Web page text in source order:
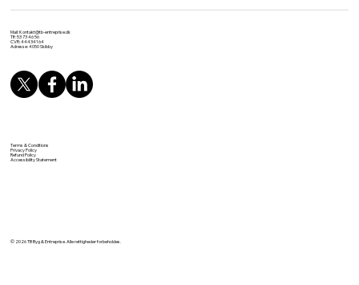
Mail:Kontakt@tb-entreprise.dk
Tlf: 53 73 46 56
CVR: 44434164
Adresse: 4050 Skibby
Terms & Conditions
Privacy Policy
Refund Policy
Accessibility Statement
© 2026 TB Byg & Entreprise. Alle rettigheder forbeholdes.